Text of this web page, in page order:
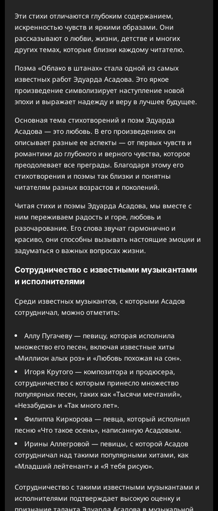
Эти стихи отличаются глубоким содержанием,
искренностью чувств и яркими образами. Они
рассказывают о любви, жизни, детстве и многих
других темах, которые близки каждому читателю.
Поэма «Облако в штанах» стала одной из самых
известных работ Эдуарда Асадова. Это яркое
произведение символизирует наступление новой
эпохи и выражает надежду и веру в лучшее будущее.
Основная тема стихотворений и поэм Эдуарда
Асадова — это любовь. В его произведениях он
описывает разные ее аспекты — от первых чувств и
романтики до глубокого и верного чувства, которое
преодолевает все преграды. Благодаря этому его
стихотворения и поэмы так близки и понятны
читателям разных возрастов и поколений.
Читая стихи и поэмы Эдуарда Асадова, мы вместе с
ним переживаем радость и горе, любовь и
разочарование. Его слова звучат гармонично и
красиво, они способны вызывать настоящие эмоции и
задуматься о важных вопросах жизни.
Сотрудничество с известными музыкантами
и исполнителями
Среди известных музыкантов, с которыми Асадов
сотрудничал, можно отметить:
Аллу Пугачеву — певицу, которая исполнила
множество его песен, включая известные хиты
«Миллион алых роз» и «Любовь похожая на сон».
Игоря Крутого — композитора и продюсера,
сотрудничество с которым принесло множество
популярных песен, таких как «Тысячи мечтаний»,
«Незабудка» и «Так много лет».
Филиппа Киркорова — певца, который исполнил
песню «Что такое осень», написанную Асадовым.
Ирины Аллегровой — певицы, с которой Асадов
сотрудничал над такими популярными хитами, как
«Младший лейтенант» и «Я тебя рисую».
Сотрудничество с такими известными музыкантами и
исполнителями подтверждает высокую оценку и
признание таланта Эдуарда Асадова в музыкальной